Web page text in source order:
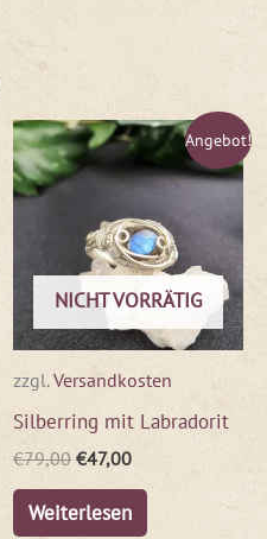
Angebot!
NICHT VORRÄTIG
zzgl.Versandkosten
Silberring mit Labradorit
€79,00
Ursprünglicher
Preis
war:
€47,00
Aktueller
Preis
ist:
Weiterlesen